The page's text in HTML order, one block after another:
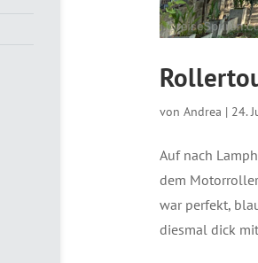
von Andrea | 24.
Auf nach
dem
war perfekt,
diesmal dick